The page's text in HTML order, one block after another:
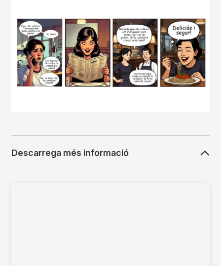
Descarrega més informació